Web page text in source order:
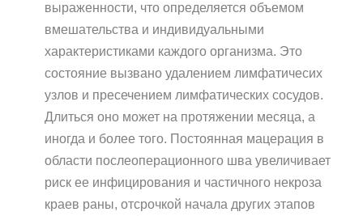
выраженности, что определяется объемом
вмешательства и индивидуальными
характеристиками каждого организма. Это
состояние вызвано удалением лимфатичесих
узлов и пресечением лимфатических сосудов.
Длиться оно может на протяжении месяца, а
иногда и более того. Постоянная мацерация в
области послеоперационного шва увеличивает
риск ее инфицирования и частичного некроза
краев раны, отсрочкой начала других этапов